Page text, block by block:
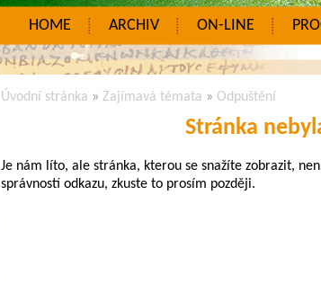
HOME ARCHIV ON-LINE
Úvodní stránka » Zajímavá témata » Odpuštění
Stránka
Je nám líto, ale stránka, kterou se snažíte zobrazit,
správností odkazu, zkuste to prosím později.